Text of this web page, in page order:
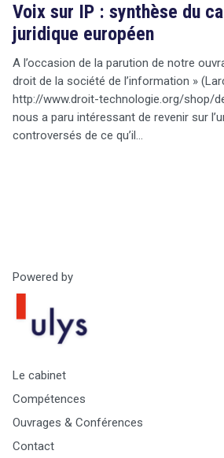
Voix sur IP : synthèse du
juridique européen
A l’occasion de la parution de notre
droit de la société de l’information »
http://www.droit-technologie.org/shop/
nous a paru intéressant de revenir sur
controversés de ce qu’il…
Powered by
Le cabinet
Compétences
Ouvrages & Conférences
Contact